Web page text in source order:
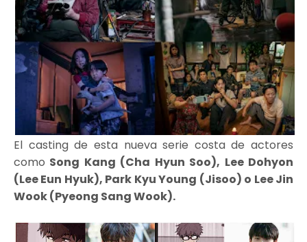
El casting de esta nueva serie costa de actores
como Song Kang (Cha Hyun Soo), Lee Dohyon
(Lee Eun Hyuk), Park Kyu Young (Jisoo) o Lee Jin
Wook (Pyeong Sang Wook).